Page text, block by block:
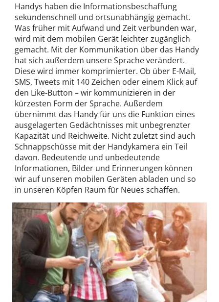
Handys haben die Informationsbeschaffung
sekundenschnell und ortsunabhängig gemacht.
Was früher mit Aufwand und Zeit verbunden war,
wird mit dem mobilen Gerät leichter zugänglich
gemacht. Mit der Kommunikation über das Handy
hat sich außerdem unsere Sprache verändert.
Diese wird immer komprimierter. Ob über E-Mail,
SMS, Tweets mit 140 Zeichen oder einem Klick auf
den Like-Button – wir kommunizieren in der
kürzesten Form der Sprache. Außerdem
übernimmt das Handy für uns die Funktion eines
ausgelagerten Gedächtnisses mit unbegrenzter
Kapazität und Reichweite. Nicht zuletzt sind auch
Schnappschüsse mit der Handykamera ein Teil
davon. Bedeutende und unbedeutende
Informationen, Bilder und Erinnerungen können
wir auf unseren mobilen Geräten abladen und so
in unseren Köpfen Raum für Neues schaffen.